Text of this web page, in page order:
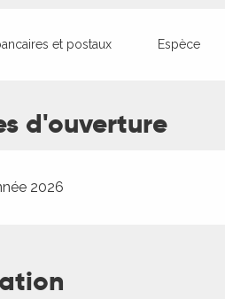
et postaux Espèce
d'ouverture
2026